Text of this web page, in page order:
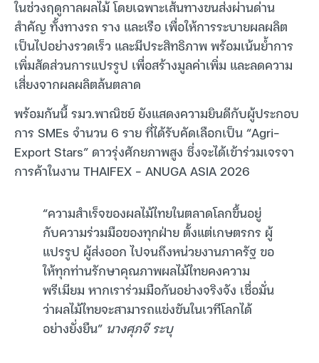
ในช่วงฤดูกาลผลไม้ โดยเฉพาะเส้นทางขนส่งผ่านด่าน
สำคัญ ทั้งทางรถ ราง และเรือ เพื่อให้การระบายผลผลิต
เป็นไปอย่างรวดเร็ว และมีประสิทธิภาพ พร้อมเน้นย้ำการ
เพิ่มสัดส่วนการแปรรูป เพื่อสร้างมูลค่าเพิ่ม และลดความ
เสี่ยงจากผลผลิตล้นตลาด
พร้อมกันนี้ รมว.พาณิชย์ ยังแสดงความยินดีกับผู้ประกอบ
การ SMEs จำนวน 6 ราย ที่ได้รับคัดเลือกเป็น “Agri-
Export Stars” ดาวรุ่งศักยภาพสูง ซึ่งจะได้เข้าร่วมเจรจา
การค้าในงาน THAIFEX – ANUGA ASIA 2026
“ความสำเร็จของผลไม้ไทยในตลาดโลกขึ้นอยู่
กับความร่วมมือของทุกฝ่าย ตั้งแต่เกษตรกร ผู้
แปรรูป ผู้ส่งออก ไปจนถึงหน่วยงานภาครัฐ ขอ
ให้ทุกท่านรักษาคุณภาพผลไม้ไทยคงความ
พรีเมียม หากเราร่วมมือกันอย่างจริงจัง เชื่อมั่น
ว่าผลไม้ไทยจะสามารถแข่งขันในเวทีโลกได้
อย่างยั่งยืน” นางศุภจี ระบุ